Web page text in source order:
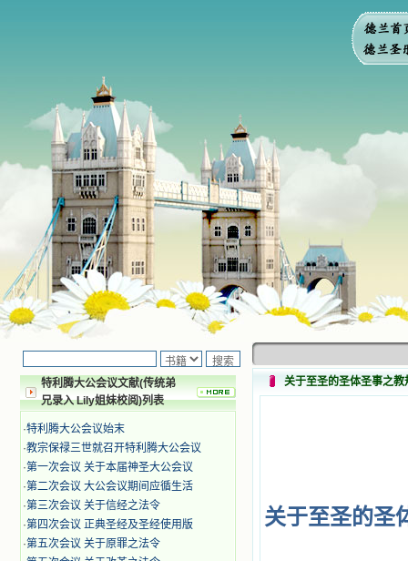
特利腾大公会议文献(传统弟
兄录入 Lily姐妹校阅)列表
·特利腾大公会议始末
·教宗保禄三世就召开特利腾大公会议
·第一次会议 关于本届神圣大公会议
·第二次会议 大公会议期间应循生活
·第三次会议 关于信经之法令
·第四次会议 正典圣经及圣经使用版
·第五次会议 关于原罪之法令
关于至圣的圣体圣事之教
关于至圣的圣